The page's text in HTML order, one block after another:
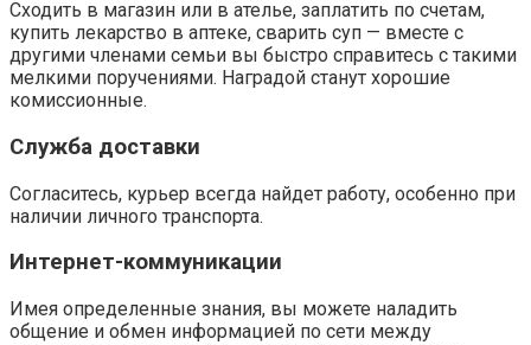
Сходить в магазин или в ателье, заплатить по счетам,
купить лекарство в аптеке, сварить суп — вместе с
другими членами семьи вы быстро справитесь с такими
мелкими поручениями. Наградой станут хорошие
комиссионные.
Служба доставки
Согласитесь, курьер всегда найдет работу, особенно при
наличии личного транспорта.
Интернет-коммуникации
Имея определенные знания, вы можете наладить
общение и обмен информацией по сети между